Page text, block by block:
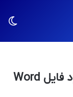
نمونه لایحه معرفی شاهد – دانلود فایل Word